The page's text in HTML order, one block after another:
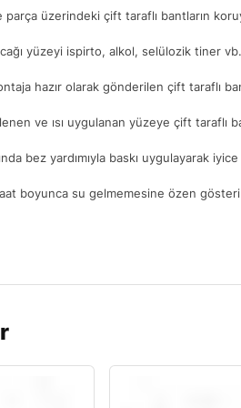
üzerindeki çift taraflı bantların
yüzeyi ispirto, alkol, selülozik tiner
hazır olarak gönderilen çift taraflı
ve ısı uygulanan yüzeye çift taraflı
bez yardımıyla baskı uygulayarak iyice
boyunca su gelmemesine özen